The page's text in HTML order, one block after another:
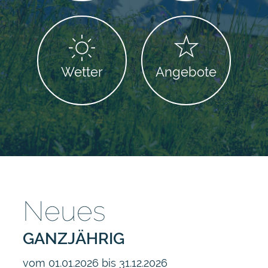
Wetter Angebote
Neues
GANZJÄHRIG
vom 01.01.2026 bis 31.12.2026